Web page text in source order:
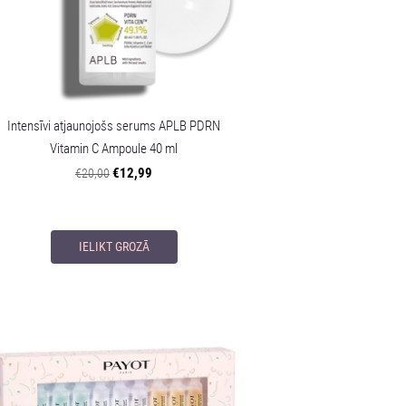
Intensīvi atjaunojošs serums APLB PDRN
Vitamin C Ampoule 40 ml
€20,00€12,99
IELIKT GROZĀ